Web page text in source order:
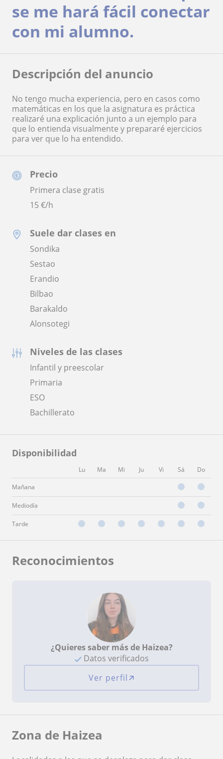
Precio
Primera clase gratis
15€/h
Suele dar clases en
Sondika
Sestao
Erandio
Bilbao
Barakaldo
Alonsotegi
Niveles de las clases
Infantil y preescolar
Primaria
ESO
Bachillerato
Disponibilidad
Lu Ma Mi Ju Vi Sá Do
Mañana
Mediodía
Tarde
se me hará fácil conectar
con mi alumno.
Descripción del anuncio
No tengo mucha experiencia, pero en casos como
matemáticas en los que la asignatura es práctica
realizaré una explicación junto a un ejemplo para
que lo entienda visualmente y prepararé ejercicios
para ver que lo ha entendido.
Reconocimientos
¿Quieres saber más de Haizea?
Datos verificados
Ver perfil
Zona de Haizea